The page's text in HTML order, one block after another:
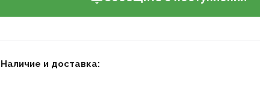
Наличие и доставка: